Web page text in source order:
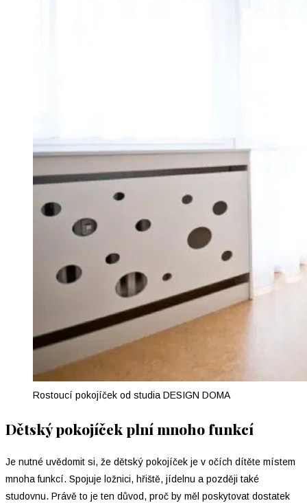
Rostoucí pokojíček od studia DESIGN DOMA
Dětský pokojíček plní mnoho funkcí
Je nutné uvědomit si, že dětský pokojíček je v očích dítěte místem
mnoha funkcí. Spojuje ložnici, hřiště, jídelnu a později také
studovnu. Právě to je ten důvod, proč by měl poskytovat dostatek